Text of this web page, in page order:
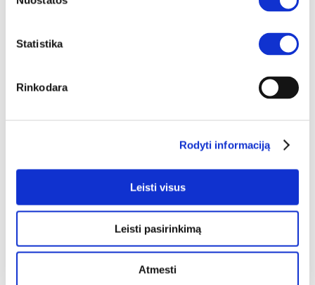
Statistika
Rinkodara
Rodyti informaciją
Leisti visus
Leisti pasirinkimą
Atmesti
Išmatavimai:A:72cmP:30cmG:32cm
Kaina taikyta laikotarpiu
2026-06-30 iki 2026-07-29
Pritaikyta nuolaida